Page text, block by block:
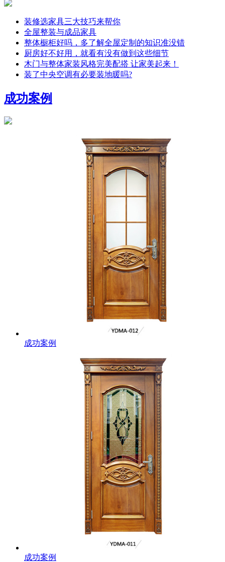
装修选家具三大技巧来帮你
全屋整装与成品家具
整体橱柜好吗，多了解全屋定制的知识准没错
厨房好不好用，就看有没有做到这些细节
木门与整体家装风格完美配搭 让家美起来！
装了中央空调有必要装地暖吗?
成功案例
成功案例
成功案例